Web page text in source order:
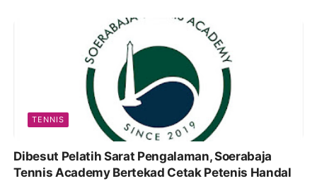
TENNIS
Dibesut Pelatih Sarat Pengalaman, Soerabaja
Tennis Academy Bertekad Cetak Petenis Handal